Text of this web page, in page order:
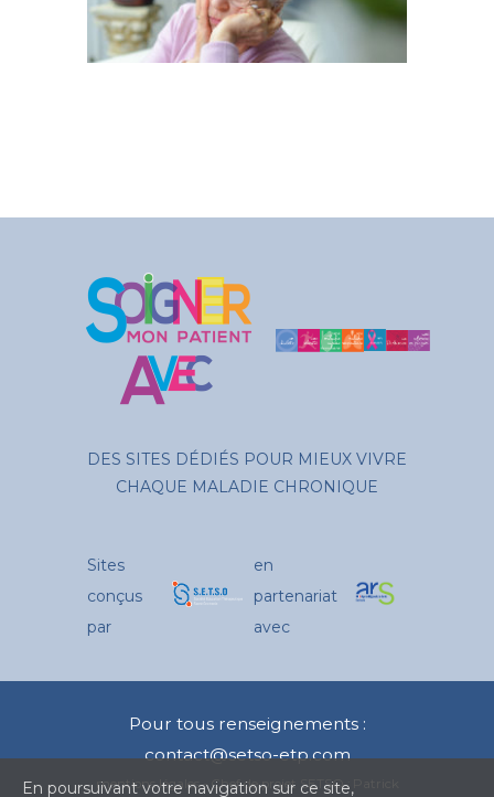
DES SITES DÉDIÉS POUR MIEUX VIVRE
CHAQUE MALADIE CHRONIQUE
Sites
conçus
par
en
partenariat
avec
Pour tous renseignements :
contact@setso-etp.com
mentions légales- Chef de projet SETSO : Patrick
En poursuivant votre navigation sur ce site,